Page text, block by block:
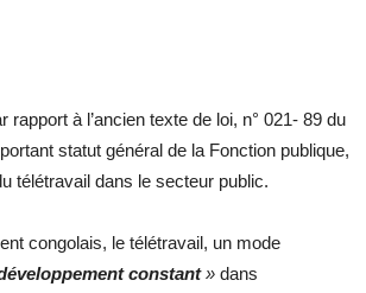
rapport à l’ancien texte de loi, n° 021- 89 du
statut général de la Fonction publique,
télétravail dans le secteur public.
congolais, le télétravail, un mode
constant» dans